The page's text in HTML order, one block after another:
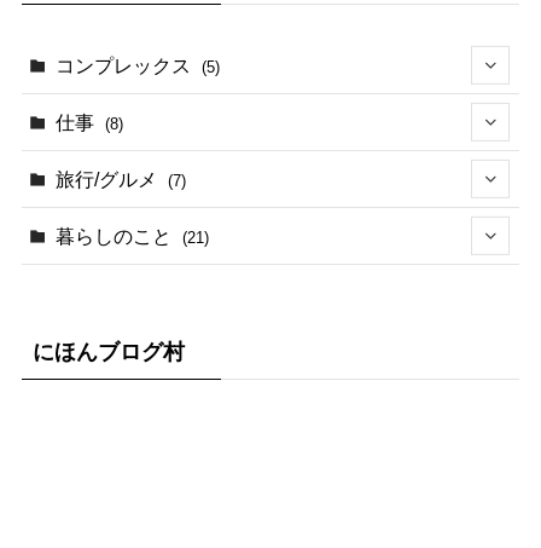
コンプレックス (5)
仕事 (8)
(2)
(3)
(3)
旅行/グルメ (7)
(1)
暮らしのこと (21)
(8)
にほんブログ村